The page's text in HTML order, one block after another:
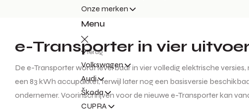
Onze merken
Menu
Terug
Volkswagen
Audi
Škoda
CUPRA
e-Transporter in vier
De e-Transporter wordt leverbaar in vier volledig elektrische
een 83 kWh accupakket, terwijl later nog een basisversie
ondernemer. Voorinschrijven voor de nieuwe e-Transporter kan